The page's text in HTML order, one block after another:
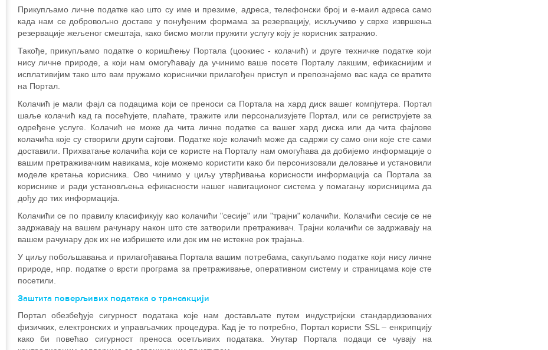
Прикупљамо личне податке као што су име и презиме, адреса, телефонски број и е-маил адреса само
када нам се добровољно доставе у понуђеним формама за резервацију, искључиво у сврхе извршења
резервације жељеног смештаја, како бисмо могли пружити услугу коју је корисник затражио.
Такође, прикупљамо податке о коришћењу Портала (цоокиес - колачић) и друге техничке податке који
нису личне природе, а који нам омогућавају да учинимо ваше посете Порталу лакшим, ефикаснијим и
исплативијим тако што вам пружамо кориснички прилагођен приступ и препознајемо вас када се вратите
на Портал.
Колачић је мали фајл са подацима који се преноси са Портала на хард диск вашег компјутера. Портал
шаље колачић кад га посећујете, плаћате, тражите или персонализујете Портал, или се региструјете за
одређене услуге. Колачић не може да чита личне податке са вашег хард диска или да чита фајлове
колачића које су створили други сајтови. Податке које колачић може да садржи су само они које сте сами
доставили. Прихватање колачића који се користе на Порталу нам омогућава да добијемо информације о
вашим претраживачким навикама, које можемо користити како би персонизовали деловање и установили
моделе кретања корисника. Ово чинимо у циљу утврђивања корисности информација са Портала за
кориснике и ради установљења ефикасности нашег навигационог система у помагању корисницима да
дођу до тих информација.
Колачићи се по правилу класификују као колачићи "сесије" или "трајни" колачићи. Колачићи сесије се не
задржавају на вашем рачунару након што сте затворили претраживач. Трајни колачићи се задржавају на
вашем рачунару док их не избришете или док им не истекне рок трајања.
У циљу побољшавања и прилагођавања Портала вашим потребама, сакупљамо податке који нису личне
природе, нпр. податке о врсти програма за претраживање, оперативном систему и страницама које сте
посетили.
Заштита поверљивих података о трансакцији
Портал обезбеђује сигурност података које нам достављате путем индустријски стандардизованих
физичких, електронских и управљачких процедура. Кад је то потребно, Портал користи SSL – енкрипцију
како би повећао сигурност преноса осетљивих података. Унутар Портала подаци се чувају на